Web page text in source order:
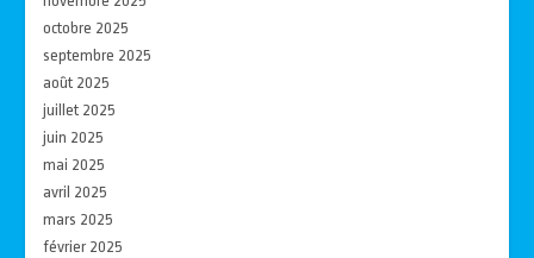
octobre 2025
septembre 2025
août 2025
juillet 2025
juin 2025
mai 2025
avril 2025
mars 2025
février 2025